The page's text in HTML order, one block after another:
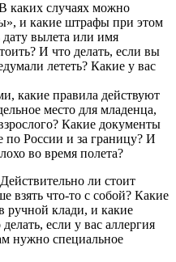
каких случаях можно
и какие штрафы при этом
вылета или имя
И что делать, если вы
лететь? Какие у вас
какие правила действуют
место для младенца,
Какие документы
по России и за границу? И
во время полета?
ли стоит
взять что-то с собой? Какие
ручной клади, и какие
если у вас аллергия
нужно специальное